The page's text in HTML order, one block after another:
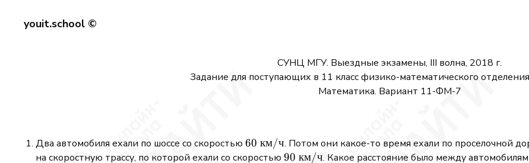
youit.school ©
СУНЦ МГУ. Выездные экзамены, III волна, 2018 г.
Задание для поступающих в 11 класс физико-математического
Математика. Вариант 11-ФМ-7
Два автомобиля ехали по шоссе со скоростью 60\
\mathrm{км/
60 км/ч. Потом они какое-то время ехали по проселочной
на скоростную трассу, по которой ехали со скоростью 90\
90 км/ч. Какое расстояние было между